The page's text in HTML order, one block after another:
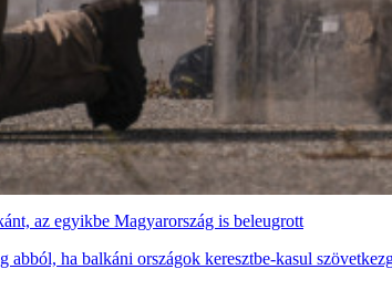
az egyikbe Magyarország is beleugrott
ha balkáni országok keresztbe-kasul